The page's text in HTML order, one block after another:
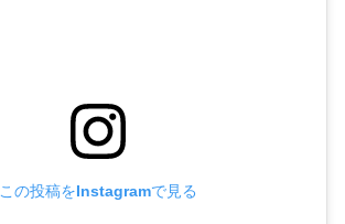
この投稿をInstagramで見る